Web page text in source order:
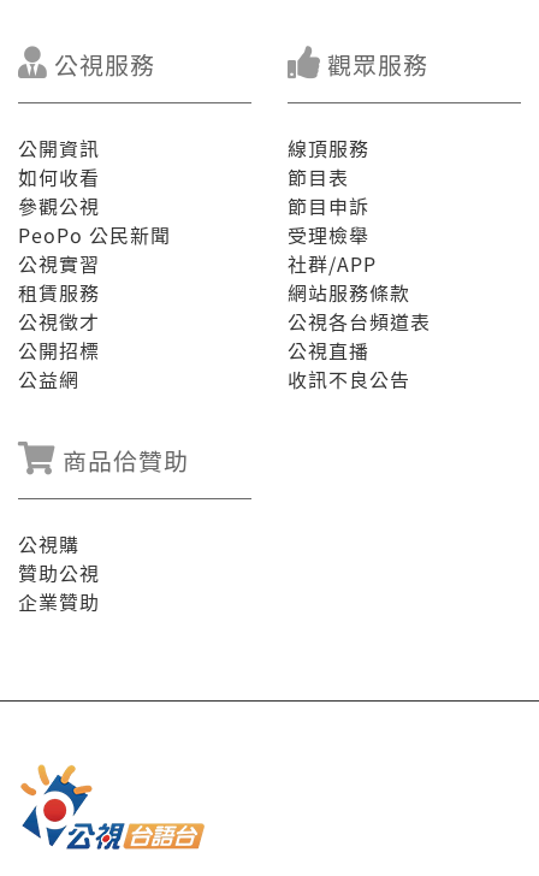
公視服務
公開資訊
如何收看
參觀公視
PeoPo 公民新聞
公視實習
租賃服務
公視徵才
公開招標
公益網
觀眾服務
線頂服務
節目表
節目申訴
受理檢舉
社群/APP
網站服務條款
公視各台頻道表
公視直播
收訊不良公告
商品佮贊助
公視購
贊助公視
企業贊助